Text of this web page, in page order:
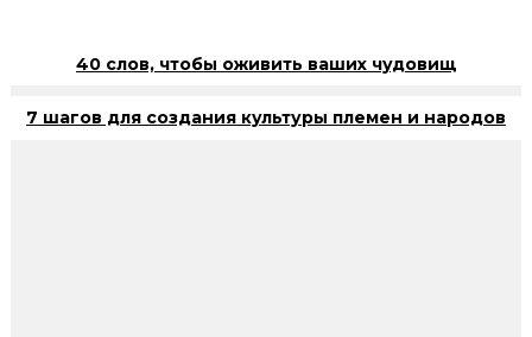
40 слов, чтобы оживить ваших чудовищ
7 шагов для создания культуры племен и народов